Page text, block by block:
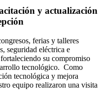
y actualización
ferias y talleres
seguridad eléctrica e
su compromiso
tecnológico. Como
tecnológica y mejora
equipo realizaron una visita